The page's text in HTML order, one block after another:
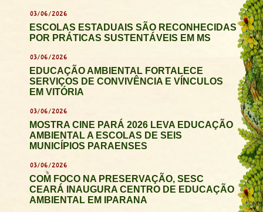
03/06/2026
ESCOLAS ESTADUAIS SÃO RECONHECIDAS
POR PRÁTICAS SUSTENTÁVEIS EM MS
03/06/2026
EDUCAÇÃO AMBIENTAL FORTALECE
SERVIÇOS DE CONVIVÊNCIA E VÍNCULOS
EM VITÓRIA
03/06/2026
MOSTRA CINE PARÁ 2026 LEVA EDUCAÇÃO
AMBIENTAL A ESCOLAS DE SEIS
MUNICÍPIOS PARAENSES
03/06/2026
COM FOCO NA PRESERVAÇÃO, SESC
CEARÁ INAUGURA CENTRO DE EDUCAÇÃO
AMBIENTAL EM IPARANA